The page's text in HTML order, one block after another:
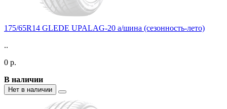
175/65R14 GLEDE UPALAG-20 а/шина (сезонность-лето)
..
0 р.
В наличии
Нет в наличии